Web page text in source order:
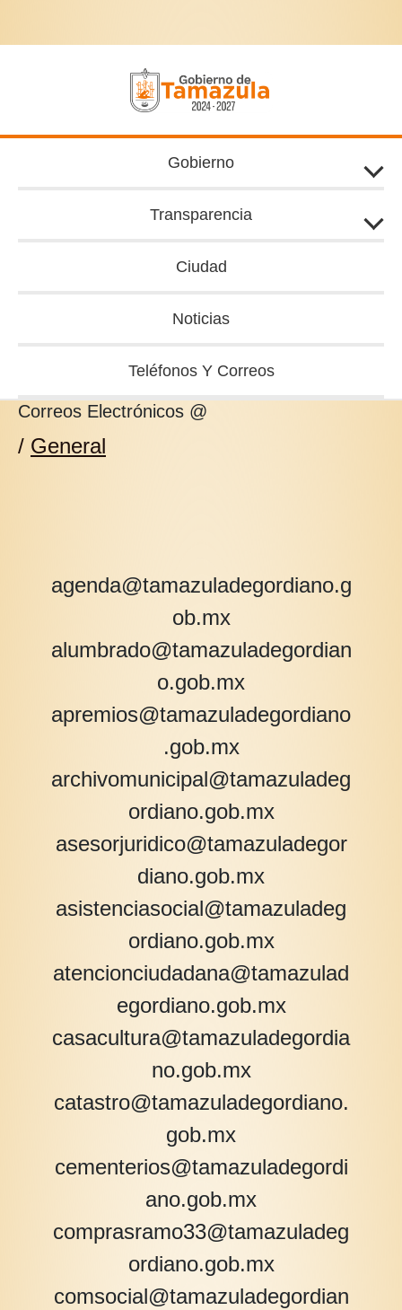
al
Gobierno
Transparencia
Ciudad
Noticias
Teléfonos Y Correos
Correos Electrónicos @
/ General
agenda@tamazuladegordiano.g
ob.mx
alumbrado@tamazuladegordian
o.gob.mx
apremios@tamazuladegordiano
.gob.mx
archivomunicipal@tamazuladeg
ordiano.gob.mx
asesorjuridico@tamazuladegor
diano.gob.mx
asistenciasocial@tamazuladeg
ordiano.gob.mx
atencionciudadana@tamazulad
egordiano.gob.mx
casacultura@tamazuladegordia
no.gob.mx
catastro@tamazuladegordiano.
gob.mx
cementerios@tamazuladegordi
ano.gob.mx
comprasramo33@tamazuladeg
ordiano.gob.mx
comsocial@tamazuladegordian